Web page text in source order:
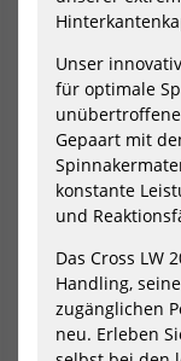
Unser
für optimale
Gepaart mit
konstante
und
Das Cross LW
Handling,
zugänglichen
neu. Erleben
North Wing Nova
1129,00
2.2m 3.5m 4.2m
6.2m